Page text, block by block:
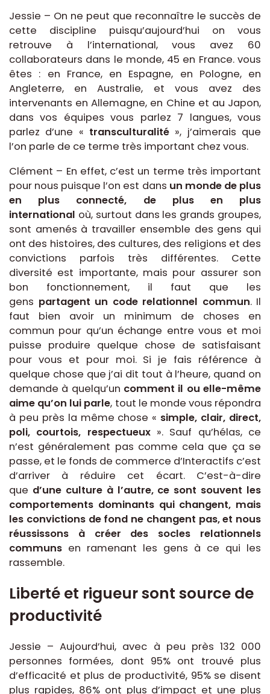
Jessie – On ne peut que reconnaître le succès de
cette discipline puisqu’aujourd’hui on vous
retrouve à l’international, vous avez 60
collaborateurs dans le monde, 45 en France. vous
êtes : en France, en Espagne, en Pologne, en
Angleterre, en Australie, et vous avez des
intervenants en Allemagne, en Chine et au Japon,
dans vos équipes vous parlez 7 langues, vous
parlez d’une « transculturalité », j’aimerais que
l’on parle de ce terme très important chez vous.
Clément – En effet, c’est un terme très important
pour nous puisque l’on est dans un monde de plus
en plus connecté, de plus en plus
international où, surtout dans les grands groupes,
sont amenés à travailler ensemble des gens qui
ont des histoires, des cultures, des religions et des
convictions parfois très différentes. Cette
diversité est importante, mais pour assurer son
bon fonctionnement, il faut que les
gens partagent un code relationnel commun. Il
faut bien avoir un minimum de choses en
commun pour qu’un échange entre vous et moi
puisse produire quelque chose de satisfaisant
pour vous et pour moi. Si je fais référence à
quelque chose que j’ai dit tout à l’heure, quand on
demande à quelqu’un comment il ou elle-même
aime qu’on lui parle, tout le monde vous répondra
à peu près la même chose «simple, clair, direct,
poli, courtois, respectueux». Sauf qu’hélas, ce
n’est généralement pas comme cela que ça se
passe, et le fonds de commerce d’Interactifs c’est
d’arriver à réduire cet écart. C’est-à-dire
que d’une culture à l’autre, ce sont souvent les
comportements dominants qui changent, mais
les convictions de fond ne changent pas, et nous
réussissons à créer des socles relationnels
communs en ramenant les gens à ce qui les
rassemble.
Liberté et rigueur sont source de
productivité
Jessie – Aujourd’hui, avec à peu près 132 000
personnes formées, dont 95% ont trouvé plus
d’efficacité et plus de productivité, 95% se disent
plus rapides, 86% ont plus d’impact et une plus